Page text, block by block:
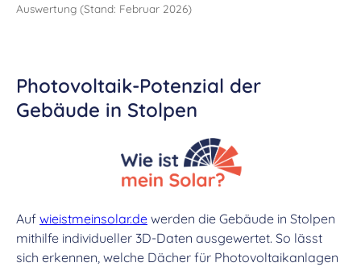
Auswertung (Stand: Februar 2026)
Photovoltaik-Potenzial der
Gebäude in Stolpen
Auf wieistmeinsolar.de werden die Gebäude in Stolpen
mithilfe individueller 3D-Daten ausgewertet. So lässt
sich erkennen, welche Dächer für Photovoltaikanlagen